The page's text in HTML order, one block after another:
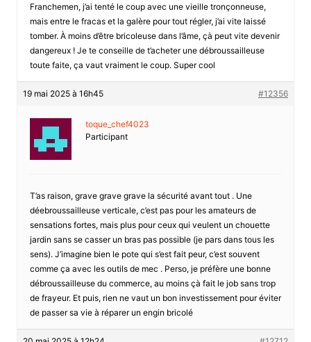
Franchemen, j’ai tenté le coup avec une vieille tronçonneuse,
mais entre le fracas et la galère pour tout régler, j’ai vite laissé
tomber. À moins d’être bricoleuse dans l’âme, çà peut vite devenir
dangereux ! Je te conseille de t’acheter une débroussailleuse
toute faite, ça vaut vraiment le coup. Super cool
19 mai 2025 à 16h45 #12356
toque_chef4023
Participant
T’as raison, grave grave grave la sécurité avant tout . Une
déebroussailleuse verticale, c’est pas pour les amateurs de
sensations fortes, mais plus pour ceux qui veulent un chouette
jardin sans se casser un bras pas possible (je pars dans tous les
sens). J’imagine bien le pote qui s’est fait peur, c’est souvent
comme ça avec les outils de mec . Perso, je préfère une bonne
débroussailleuse du commerce, au moins çà fait le job sans trop
de frayeur. Et puis, rien ne vaut un bon investissement pour éviter
de passer sa vie à réparer un engin bricolé